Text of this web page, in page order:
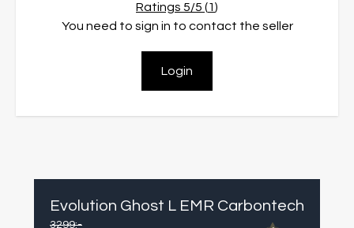
Ratings 5/5 (1)
You need to sign in to contact the seller
Login
Evolution Ghost L EMR Carbontech
3299:-